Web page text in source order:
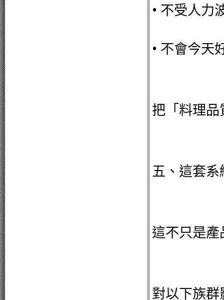
• 不受人力
• 不會今天
把「料理
五、這套
這不只是
對以下族